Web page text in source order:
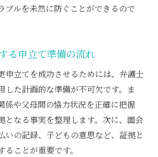
ブルを未然に防ぐことができるので
る申立て準備の流れ
申立てを成功させるためには、弁護士
した計画的な準備が不可欠です。ま
係や父母間の協力状況を正確に把握
となる事実を整理します。次に、面会
いの記録、子どもの意思など、証拠と
ことが重要です。